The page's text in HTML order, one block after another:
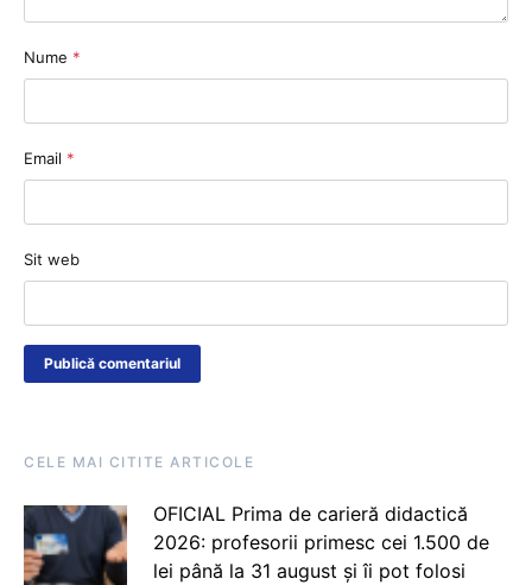
Nume *
Email *
Sit web
CELE MAI CITITE ARTICOLE
OFICIAL Prima de carieră didactică
2026: profesorii primesc cei 1.500 de
lei până la 31 august și îi pot folosi